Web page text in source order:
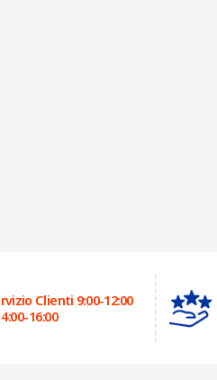
Clienti 9:00-12:00
16:00